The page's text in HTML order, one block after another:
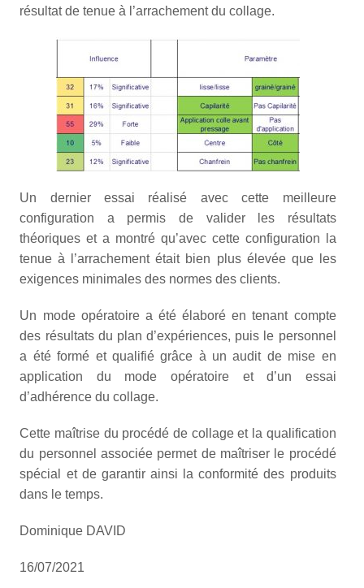
résultat de tenue à l’arrachement du collage.
Un dernier essai réalisé avec cette meilleure
configuration a permis de valider les résultats
théoriques et a montré qu’avec cette configuration la
tenue à l’arrachement était bien plus élevée que les
exigences minimales des normes des clients.
Un mode opératoire a été élaboré en tenant compte
des résultats du plan d’expériences, puis le personnel
a été formé et qualifié grâce à un audit de mise en
application du mode opératoire et d’un essai
d’adhérence du collage.
Cette maîtrise du procédé de collage et la qualification
du personnel associée permet de maîtriser le procédé
spécial et de garantir ainsi la conformité des produits
dans le temps.
Dominique DAVID
16/07/2021